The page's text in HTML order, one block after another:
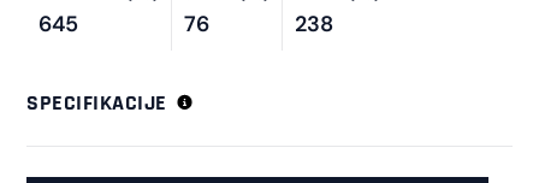
645 76 238
SPECIFIKACIJE